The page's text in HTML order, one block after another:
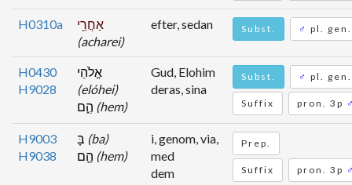
H0310a
אַחֲרֵ֖י
(acharei)
efter, sedan Subst. ♂ pl. gen.
H0430
H9028
אֱלֹהֵי
(elóhei)
(hem)
Gud, Elohim
deras, sina
Subst. ♂ pl. gen.
Suffix pron. 3p
H9003
H9038
(ba)
(hem)
i, genom, via,
med
dem
Prep.
Suffix pron. 3p